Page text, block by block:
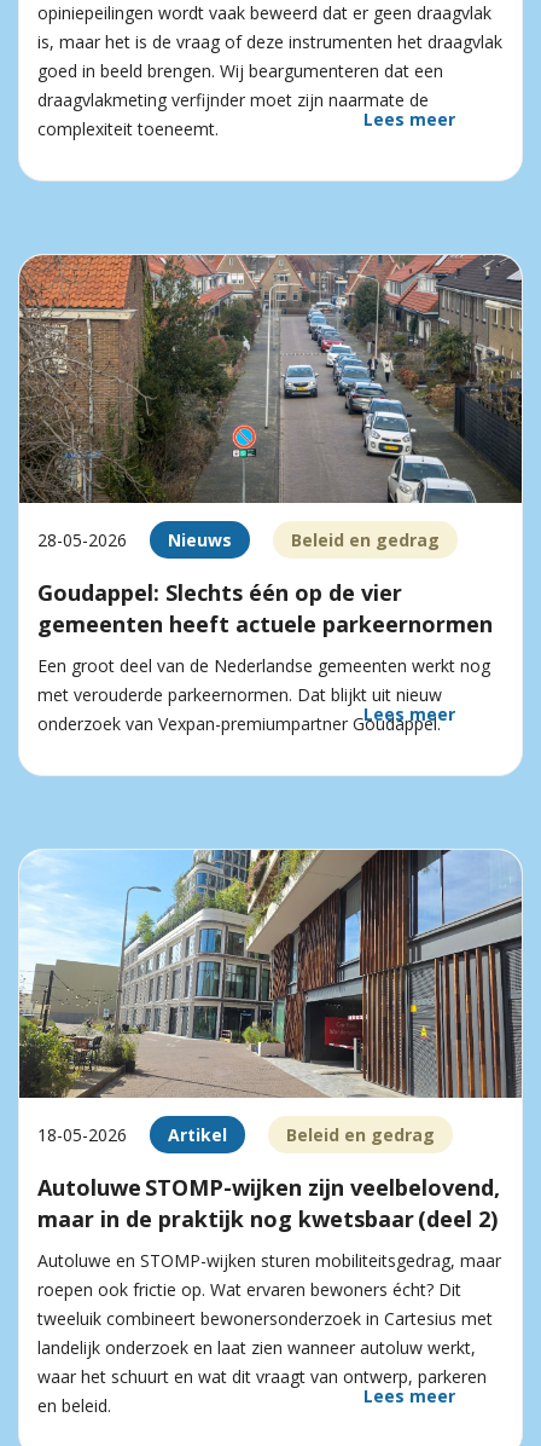
opiniepeilingen wordt vaak beweerd dat er geen draagvlak
is, maar het is de vraag of deze instrumenten het draagvlak
goed in beeld brengen. Wij beargumenteren dat een
draagvlakmeting verfijnder moet zijn naarmate de
complexiteit toeneemt.
Lees meer
28-05-2026 Nieuws Beleid en gedrag
Goudappel: Slechts één op de vier
gemeenten heeft actuele parkeernormen
Een groot deel van de Nederlandse gemeenten werkt nog
met verouderde parkeernormen. Dat blijkt uit nieuw
onderzoek van Vexpan-premiumpartner Goudappel.
Lees meer
18-05-2026 Artikel Beleid en gedrag
Autoluwe STOMP-wijken zijn veelbelovend,
maar in de praktijk nog kwetsbaar (deel 2)
Autoluwe en STOMP-wijken sturen mobiliteitsgedrag, maar
roepen ook frictie op. Wat ervaren bewoners écht? Dit
tweeluik combineert bewonersonderzoek in Cartesius met
landelijk onderzoek en laat zien wanneer autoluw werkt,
waar het schuurt en wat dit vraagt van ontwerp, parkeren
en beleid.
Lees meer